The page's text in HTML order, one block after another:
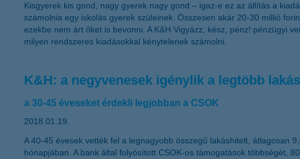
Kisgyerek kis gond, nagy gyerek nagy gond – igaz-e ez az állítás a
számolnia egy iskolás gyerek szüleinek. Összesen akár 20-30 millió
ezekbe nem árt őket is bevonni. A K&H Vigyázz, kész, pénz! pénzügyi
milyen rendszeres kiadásokkal kénytelenek számolni.
K&H: a negyvenesek igénylik a legtöbb
a 30-45 éveseket érdekli legjobban a CSOK
2018.01.19.
A 40-45 évesek vették fel a legnagyobb összegű lakáshitelt, átlagosan
hónapjában. A bank által folyósított CSOK-os támogatások többségét,